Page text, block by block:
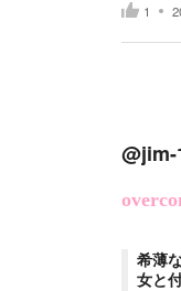
1
@jim-
希薄
女と